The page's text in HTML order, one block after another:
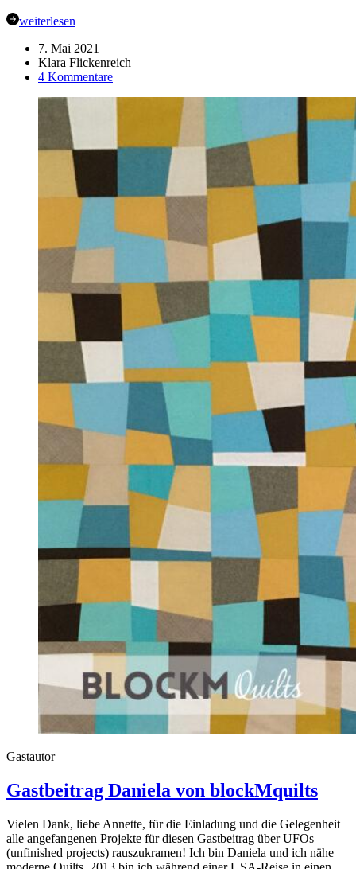
weiterlesen
7. Mai 2021
Klara Flickenreich
4 Kommentarezu
Klara
flickenreich
Gastautor
Gastbeitrag Daniela von blockMquilts
Vielen Dank, liebe Annette, für die Einladung und die Gelegenheit
alle angefangenen Projekte für diesen Gastbeitrag über UFOs
(unfinished projects) rauszukramen! Ich bin Daniela und ich nähe